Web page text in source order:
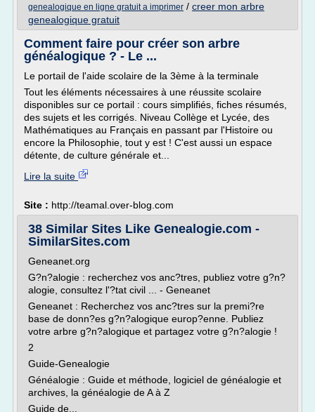
genealogique en ligne gratuit a imprimer / creer mon arbre
genealogique gratuit
Comment faire pour créer son arbre
généalogique ? - Le ...
Le portail de l'aide scolaire de la 3ème à la terminale
Tout les éléments nécessaires à une réussite scolaire
disponibles sur ce portail : cours simplifiés, fiches résumés,
des sujets et les corrigés. Niveau Collège et Lycée, des
Mathématiques au Français en passant par l'Histoire ou
encore la Philosophie, tout y est ! C'est aussi un espace
détente, de culture générale et...
Lire la suite
Site : http://teamal.over-blog.com
38 Similar Sites Like Genealogie.com -
SimilarSites.com
Geneanet.org
G?n?alogie : recherchez vos anc?tres, publiez votre g?n?
alogie, consultez l'?tat civil ... - Geneanet
Geneanet : Recherchez vos anc?tres sur la premi?re
base de donn?es g?n?alogique europ?enne. Publiez
votre arbre g?n?alogique et partagez votre g?n?alogie !
2
Guide-Genealogie
Généalogie : Guide et méthode, logiciel de généalogie et
archives, la généalogie de A à Z
Guide de...